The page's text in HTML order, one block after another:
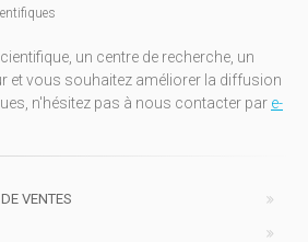
un centre de recherche, un
et vous souhaitez améliorer la diffusion
n'hésitez pas à nous contacter par e-
VENTES